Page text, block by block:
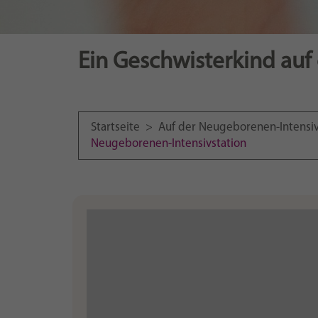
Ein Geschwisterkind
Startseite > Auf der Neugeborenen-
Neugeborenen-Intensivstation